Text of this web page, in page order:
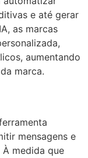
e até gerar
as marcas
aumentando
marca.
mensagens e
medida que